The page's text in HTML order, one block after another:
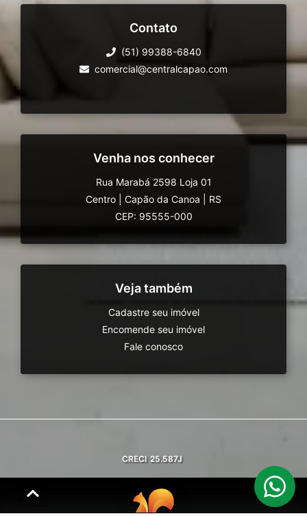
Contato
(51) 99388-6840
comercial@centralcapao.com
Venha nos conhecer
Rua Marabá 2598 Loja 01
Centro
Capão da Canoa
RS
CEP: 95555-000
Veja também
Cadastre seu imóvel
Encomende seu imóvel
Fale conosco
CRECI 25.587J